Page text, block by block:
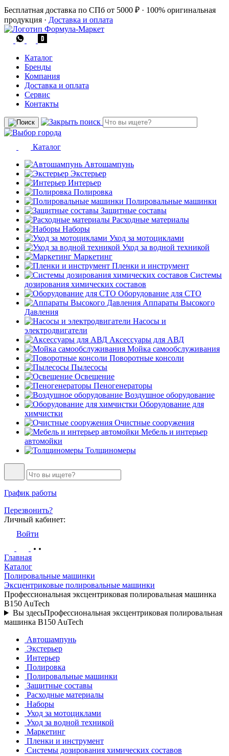
Бесплатная доставка по СПб от 5000 ₽ · 100% оригинальная
продукция · Доставка и оплата
Каталог
Бренды
Компания
Доставка и оплата
Сервис
Контакты
Каталог
Автошампунь
Экстерьер
Интерьер
Полировка
Полировальные машинки
Защитные составы
Расходные материалы
Наборы
Уход за мотоциклами
Уход за водной техникой
Маркетинг
Пленки и инструмент
Системы
дозирования химических составов
Оборудование для СТО
Аппараты Высокого
Давления
Насосы и
электродвигатели
Аксессуары для АВД
Мойка самообслуживания
Поворотные консоли
Пылесосы
Освещение
Пеногенераторы
Воздушное оборудование
Оборудование для
химчистки
Очистные сооружения
Мебель и интерьер
автомойки
Толщиномеры
График работы
Перезвонить?
Личный кабинет:
Войти
Главная
Каталог
Полировальные машинки
Эксцентриковые полировальные машинки
Профессиональная эксцентриковая полировальная машинка
B150 AuTech
Вы здесьПрофессиональная эксцентриковая полировальная
машинка B150 AuTech
Автошампунь
Экстерьер
Интерьер
Полировка
Полировальные машинки
Защитные составы
Расходные материалы
Наборы
Уход за мотоциклами
Уход за водной техникой
Маркетинг
Пленки и инструмент
Системы дозирования химических составов